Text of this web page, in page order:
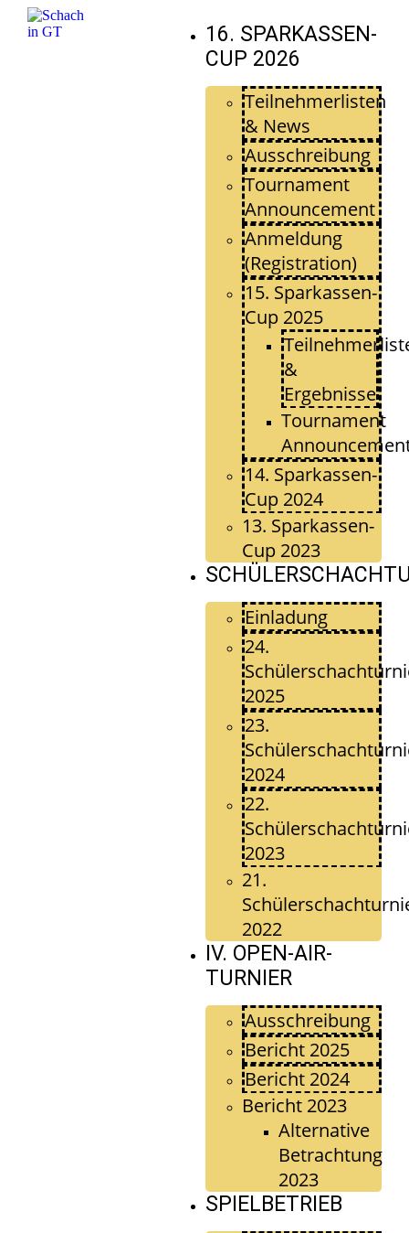
16. SPARKASSEN-
CUP 2026
Teilnehmerlisten
& News
Ausschreibung
Tournament
Announcement
Anmeldung
(Registration)
15. Sparkassen-
Cup 2025
&
Ergebnisse
Tournament
14. Sparkassen-
Cup 2024
13. Sparkassen-
Cup 2023
Einladung
24.
2025
23.
2024
22.
2023
21.
2022
IV. OPEN-AIR-
TURNIER
Ausschreibung
Bericht 2025
Bericht 2024
Bericht 2023
Alternative
Betrachtung
2023
SPIELBETRIEB